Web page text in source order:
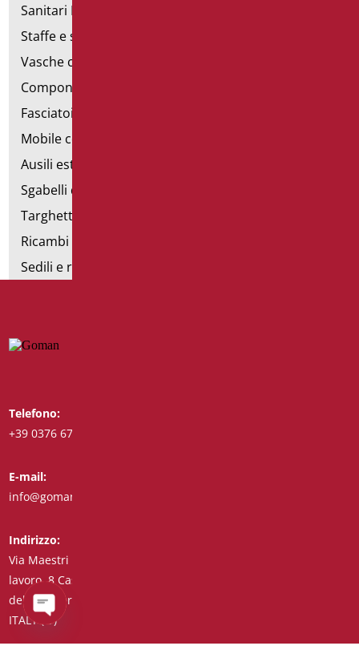
Sanitari Inox
Staffe e sostegni per cartongesso
Vasche con sportello
Componibili corrimano
Fasciatoi
Mobile con poltrona
Ausili estraibili
Sgabelli doccia
Targhette bagno
Ricambi e minuteria
Sedili e rialzi WC
Telefono:
+39 0376 671780
E-mail:
info@goman.it
Indirizzo:
Via Maestri del
lavoro, 8 Castiglione
delle Stiviere 46043
ITALY (IT)
Open
chaty